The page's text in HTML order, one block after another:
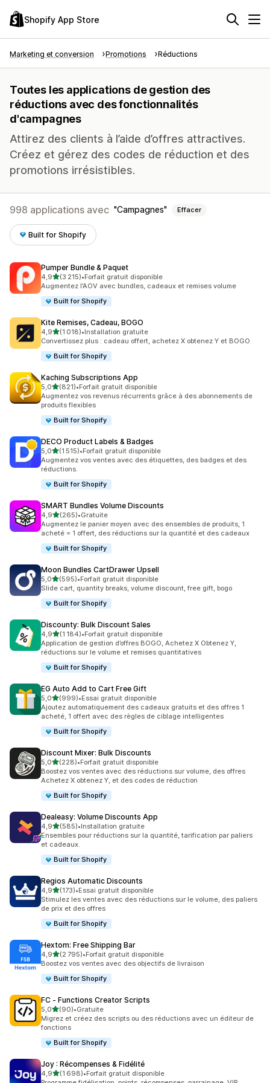
Shopify App Store
Marketing et conversion Promotions Réductions
Toutes les applications de gestion des
réductions avec des fonctionnalités
d'campagnes
Attirez des clients à l’aide d’offres attractives.
Créez et gérez des codes de réduction et des
promotions irrésistibles.
998 applications avec Campagnes Effacer
Built for Shopify
Pumper Bundle & Paquet
4,9étoile(s) sur 5
(3 215)
3215 avis au total
•Forfait gratuit disponible
Augmentez l’AOV avec bundles, cadeaux et remises volume
Built for Shopify
Kite Remises, Cadeau, BOGO
4,9étoile(s) sur 5
(1 018)
1018 avis au total
•Installation gratuite
Convertissez plus : cadeau offert, achetez X obtenez Y et BOGO
Built for Shopify
Kaching Subscriptions App
5,0étoile(s) sur 5
(821)
821 avis au total
•Forfait gratuit disponible
Augmentez vos revenus récurrents grâce à des abonnements de
produits flexibles
Built for Shopify
DECO Product Labels & Badges
5,0étoile(s) sur 5
(1 515)
1515 avis au total
•Forfait gratuit disponible
Augmentez vos ventes avec des étiquettes, des badges et des
réductions.
Built for Shopify
SMART Bundles Volume Discounts
4,9étoile(s) sur 5
(265)
265 avis au total
•Gratuite
Augmentez le panier moyen avec des ensembles de produits, 1
acheté = 1 offert, des réductions sur la quantité et des cadeaux
Built for Shopify
Moon Bundles CartDrawer Upsell
5,0étoile(s) sur 5
(595)
595 avis au total
•Forfait gratuit disponible
Slide cart, quantity breaks, volume discount, free gift, bogo
Built for Shopify
Discounty: Bulk Discount Sales
4,9étoile(s) sur 5
(1 184)
1184 avis au total
•Forfait gratuit disponible
Application de gestion d’offres BOGO, Achetez X Obtenez Y,
réductions sur le volume et remises quantitatives
Built for Shopify
EG Auto Add to Cart Free Gift
5,0étoile(s) sur 5
(999)
999 avis au total
•Essai gratuit disponible
Ajoutez automatiquement des cadeaux gratuits et des offres 1
acheté, 1 offert avec des règles de ciblage intelligentes
Built for Shopify
Discount Mixer: Bulk Discounts
5,0étoile(s) sur 5
(228)
228 avis au total
•Forfait gratuit disponible
Boostez vos ventes avec des réductions sur volume, des offres
Achetez X obtenez Y, et des codes de réduction
Built for Shopify
Dealeasy: Volume Discounts App
4,9étoile(s) sur 5
(585)
585 avis au total
•Installation gratuite
Ensembles pour réductions sur la quantité, tarification par paliers
et cadeaux.
Built for Shopify
Regios Automatic Discounts
4,9étoile(s) sur 5
(173)
173 avis au total
•Essai gratuit disponible
Stimulez les ventes avec des réductions sur le volume, des paliers
de prix et des offres
Built for Shopify
Hextom: Free Shipping Bar
4,9étoile(s) sur 5
(2 795)
2795 avis au total
•Forfait gratuit disponible
Boostez vos ventes avec des objectifs de livraison
Built for Shopify
FC ‑ Functions Creator Scripts
5,0étoile(s) sur 5
(90)
90 avis au total
•Gratuite
Migrez et créez des scripts ou des réductions avec un éditeur de
fonctions
Built for Shopify
Joy : Récompenses & Fidélité
4,9étoile(s) sur 5
(1 698)
1698 avis au total
•Forfait gratuit disponible